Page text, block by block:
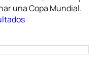
una Copa Mundial.